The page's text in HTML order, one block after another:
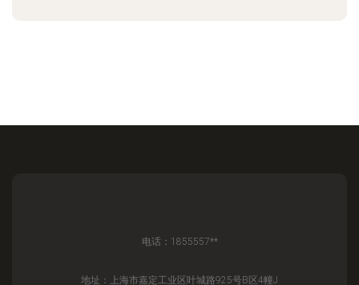
电话：1855557**
地址：上海市嘉定工业区叶城路925号B区4幢J